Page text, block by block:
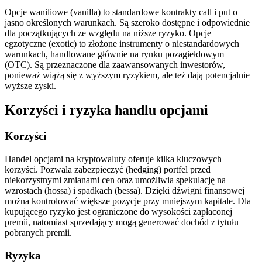
Opcje waniliowe (vanilla) to standardowe kontrakty call i put o
jasno określonych warunkach. Są szeroko dostępne i odpowiednie
dla początkujących ze względu na niższe ryzyko. Opcje
egzotyczne (exotic) to złożone instrumenty o niestandardowych
warunkach, handlowane głównie na rynku pozagiełdowym
(OTC). Są przeznaczone dla zaawansowanych inwestorów,
ponieważ wiążą się z wyższym ryzykiem, ale też dają potencjalnie
wyższe zyski.
Korzyści i ryzyka handlu opcjami
Korzyści
Handel opcjami na kryptowaluty oferuje kilka kluczowych
korzyści. Pozwala zabezpieczyć (hedging) portfel przed
niekorzystnymi zmianami cen oraz umożliwia spekulację na
wzrostach (hossa) i spadkach (bessa). Dzięki dźwigni finansowej
można kontrolować większe pozycje przy mniejszym kapitale. Dla
kupującego ryzyko jest ograniczone do wysokości zapłaconej
premii, natomiast sprzedający mogą generować dochód z tytułu
pobranych premii.
Ryzyka